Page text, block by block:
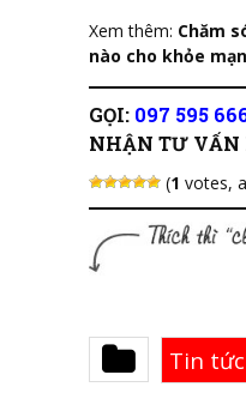
Xem thêm: Chăm
nào cho khỏe
GỌI: 097 595
NHẬN TƯ
(1 votes,
Tin